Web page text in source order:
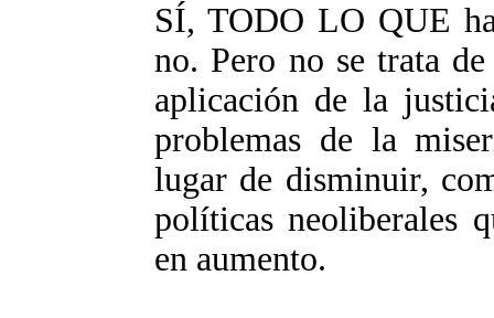
SÍ, TODO LO QUE
no. Pero no se trata
aplicación de la
problemas de la
lugar de disminuir,
políticas neoliberales
en aumento.